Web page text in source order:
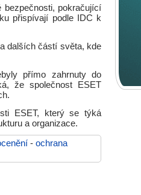
bezpečnosti, pokračující
přispívají podle IDC k
dalších částí světa, kde
přímo zahrnuty do
že společnost ESET
ESET, který se týká
a organizace.
- ochrana